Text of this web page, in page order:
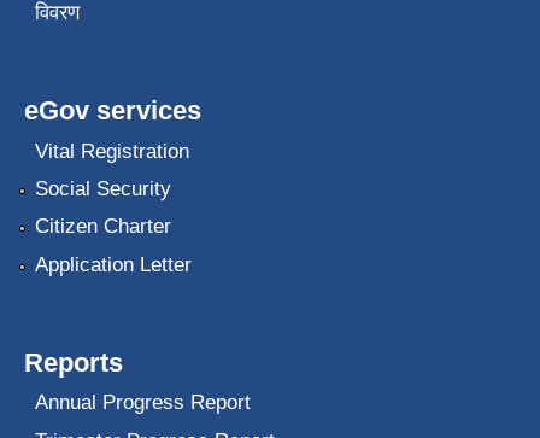
विवरण
eGov services
Vital Registration
Social Security
Citizen Charter
Application Letter
Reports
Annual Progress Report